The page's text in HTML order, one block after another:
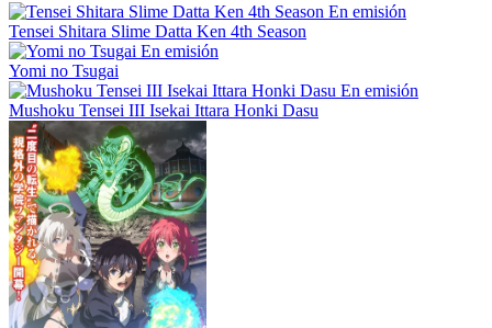
En emisión
Tensei Shitara Slime Datta Ken 4th Season
En emisión
Yomi no Tsugai
En emisión
Mushoku Tensei III Isekai Ittara Honki Dasu